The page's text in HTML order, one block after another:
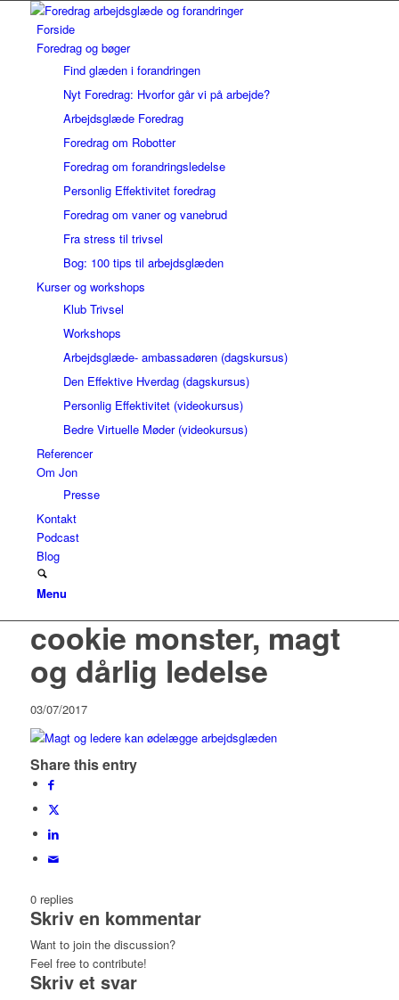
Forside
Foredrag og bøger
Find glæden i forandringen
Nyt Foredrag: Hvorfor går vi på arbejde?
Arbejdsglæde Foredrag
Foredrag om Robotter
Foredrag om forandringsledelse
Personlig Effektivitet foredrag
Foredrag om vaner og vanebrud
Fra stress til trivsel
Bog: 100 tips til arbejdsglæden
Kurser og workshops
Klub Trivsel
Workshops
Arbejdsglæde- ambassadøren (dagskursus)
Den Effektive Hverdag (dagskursus)
Personlig Effektivitet (videokursus)
Bedre Virtuelle Møder (videokursus)
Referencer
Om Jon
Presse
Kontakt
Podcast
Blog
Menu
cookie monster, magt
og dårlig ledelse
03/07/2017
Share this entry
0 replies
Skriv en kommentar
Want to join the discussion?
Feel free to contribute!
Skriv et svar